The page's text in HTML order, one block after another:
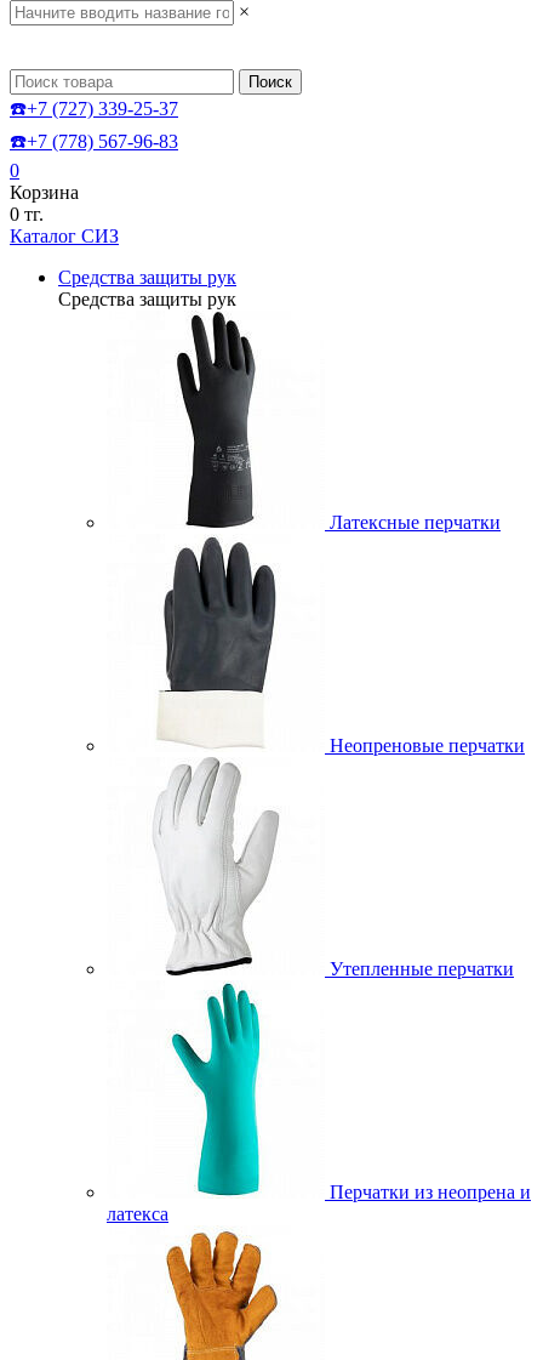
×
Поиск
☎️+7 (727) 339-25-37
☎️+7 (778) 567-96-83
0
Корзина
0 тг.
Каталог СИЗ
Средства защиты рук
Средства защиты рук
Латексные перчатки
Неопреновые перчатки
Утепленные перчатки
Перчатки из неопрена и
латекса